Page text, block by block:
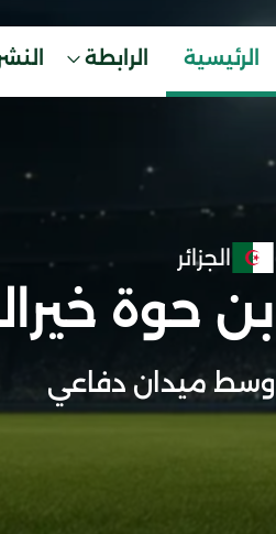
الرئيسية الرابطة
الجزائر
بن حوة
وسط ميدان دفاعي